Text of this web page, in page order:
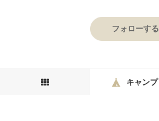
フォローする
キャンプ